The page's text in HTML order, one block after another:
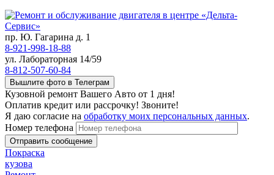
пр. Ю. Гагарина д. 1
8-921-998-18-88
ул. Лабораторная 14/59
8-812-507-60-84
Вышлите фото в Телеграм
Кузовной ремонт Вашего Авто от 1 дня!
Оплатив кредит или рассрочку! Звоните!
Я даю согласие на обработку моих персональных данных.
Номер телефона
Покраска
кузова